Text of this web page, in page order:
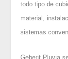
todo tipo de
material,
sistemas
Geberit Pluvia